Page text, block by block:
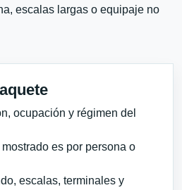
escalas largas o equipaje no
ocupación y régimen del
es por persona o
escalas, terminales y